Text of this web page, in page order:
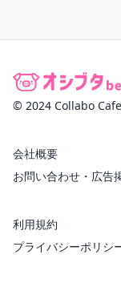
© 2024 Collabo
会社概要
お問い合わせ・広告
利用規約
プライバシーポリシ